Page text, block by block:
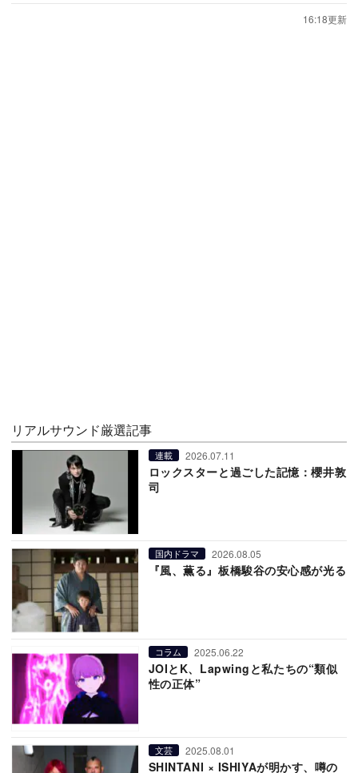
16:18更新
リアルサウンド厳選記事
連載 2026.07.11
ロックスターと過ごした記憶：櫻井敦
司
国内ドラマ 2026.08.05
『風、薫る』板橋駿谷の安心感が光る
コラム 2025.06.22
JOIとK、Lapwingと私たちの“類似
性の正体”
文芸 2025.08.01
SHINTANI × ISHIYAが明かす、噂の